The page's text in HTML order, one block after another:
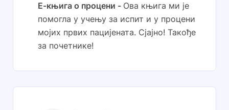
Е-књига о процени
Ова књига ми је
помогла у учењу за испит и у процени
мојих првих пацијената. Сјајно! Такође
за почетнике!